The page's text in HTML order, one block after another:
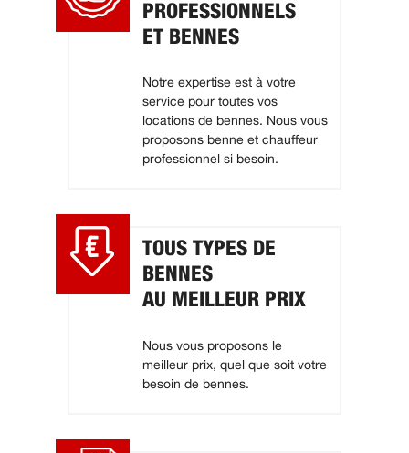
PROFESSIONNELS
ET BENNES
Notre expertise est à votre
service pour toutes vos
locations de bennes. Nous vous
proposons benne et chauffeur
professionnel si besoin.
TOUS TYPES DE
BENNES
AU MEILLEUR PRIX
Nous vous proposons le
meilleur prix, quel que soit votre
besoin de bennes.